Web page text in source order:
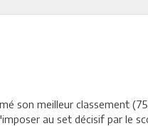
son meilleur classement
au set décisif par le